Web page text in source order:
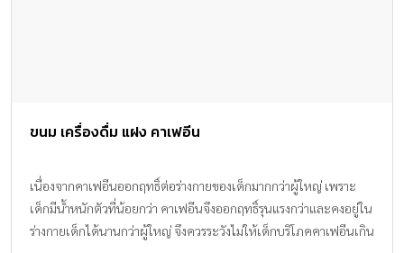
ขนม เครื่องดื่ม แฝง คาเฟอีน
เนื่องจากคาเฟอีนออกฤทธิ์ต่อร่างกายของเด็กมากกว่าผู้ใหญ่ เพราะ
เด็กมีน้ำหนักตัวที่น้อยกว่า คาเฟอีนจึงออกฤทธิ์รุนแรงกว่าและคงอยู่ใน
ร่างกายเด็กได้นานกว่าผู้ใหญ่ จึงควรระวังไม่ให้เด็กบริโภคคาเฟอีนเกิน